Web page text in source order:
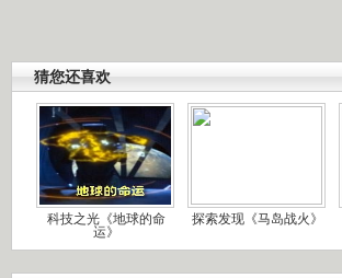
猜您还喜欢
科技之光《地球的命
运》
探索发现《马岛战火》